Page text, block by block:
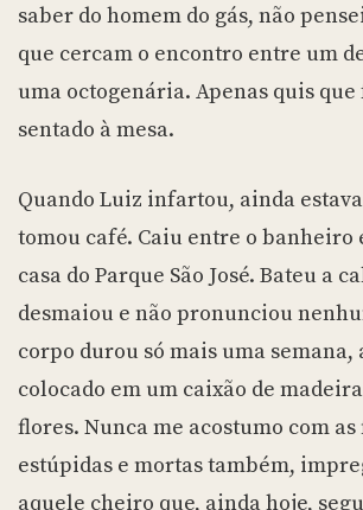
saber do homem do gás, não
que cercam o encontro entre um
uma octogenária. Apenas quis que
sentado à mesa.
Quando Luiz infartou, ainda
tomou café. Caiu entre o banheiro
casa do Parque São José. Bateu a
desmaiou e não pronunciou
corpo durou só mais uma semana,
colocado em um caixão de
flores. Nunca me acostumo com as
estúpidas e mortas também,
aquele cheiro que, ainda hoje,